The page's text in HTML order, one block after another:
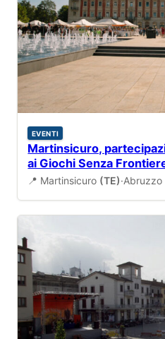
EVENTI
Martinsicuro,
ai Giochi Senza
📍 Martinsicuro (TE)·Abruzzo